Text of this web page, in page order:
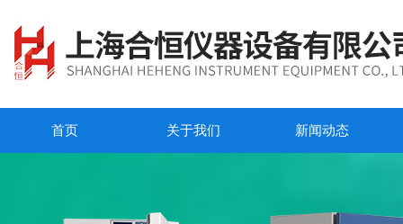
首页 关于我们 新闻动态